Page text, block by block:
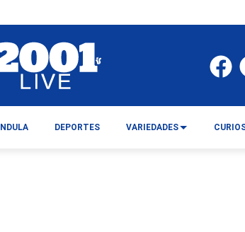
DEPORTES VARIEDADES